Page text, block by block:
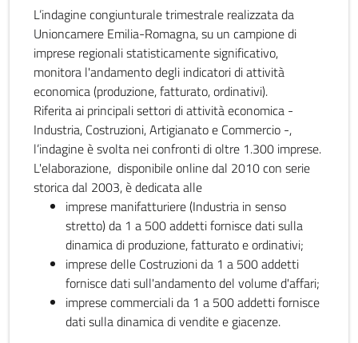
L’indagine congiunturale trimestrale realizzata da
Unioncamere Emilia-Romagna, su un campione di
imprese regionali statisticamente significativo,
monitora l'andamento degli indicatori di attività
economica (produzione, fatturato, ordinativi).
Riferita ai principali settori di attività economica -
Industria, Costruzioni, Artigianato e Commercio -,
l’indagine è svolta nei confronti di oltre 1.300 imprese.
L'elaborazione, disponibile online dal 2010 con serie
storica dal 2003, è dedicata alle
imprese manifatturiere (Industria in senso
stretto) da 1 a 500 addetti fornisce dati sulla
dinamica di produzione, fatturato e ordinativi;
imprese delle Costruzioni da 1 a 500 addetti
fornisce dati sull'andamento del volume d'affari;
imprese commerciali da 1 a 500 addetti fornisce
dati sulla dinamica di vendite e giacenze.